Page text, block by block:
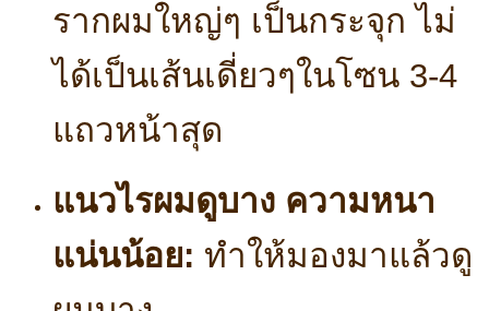
รากผมใหญ่ๆ เป็นกระจุก ไม่
ได้เป็นเส้นเดี่ยวๆในโซน 3-4
แถวหน้าสุด
แนวไรผมดูบาง ความหนา
แน่นน้อย: ทำให้มองมาแล้วดู